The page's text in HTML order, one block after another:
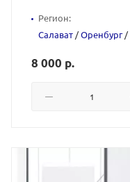
Регион:
Салават /Оренбург/
8 000 р.